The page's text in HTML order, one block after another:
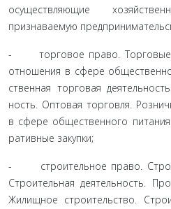
осуществляющие
признаваемую
- торговое право. Торговые
отношения в сфере
ственная торговая
ность. Оптовая торговля.
в сфере общественного
ративные закупки;
- строительное право.
Строительная деятельность.
Жилищное строительство.